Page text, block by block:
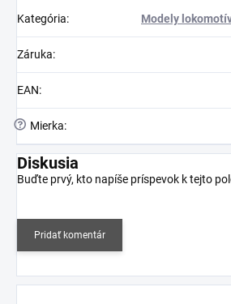
Kategória: Modely
Záruka:
EAN:
? Mierka:
Diskusia
Buďte prvý, kto napíše príspevok k tejto
Pridať komentár